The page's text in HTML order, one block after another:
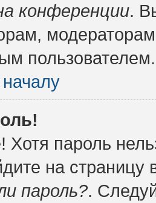
конференции.
пользователем.
Хотя пароль
на
пароль?.